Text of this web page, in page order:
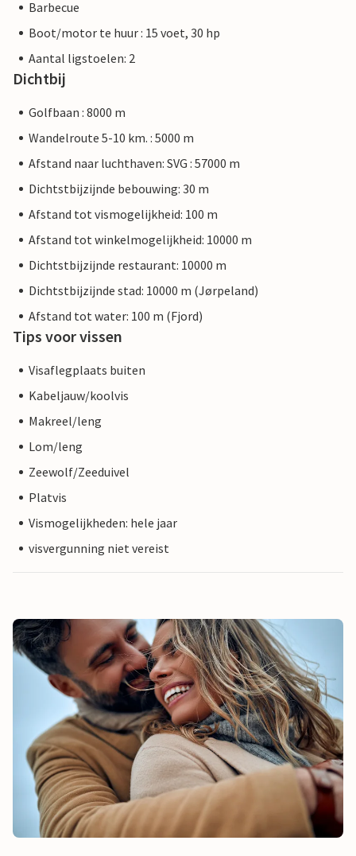
Barbecue
Boot/motor te huur : 15 voet, 30 hp
Aantal ligstoelen: 2
Dichtbij
Golfbaan : 8000 m
Wandelroute 5-10 km. : 5000 m
Afstand naar luchthaven: SVG : 57000 m
Dichtstbijzijnde bebouwing: 30 m
Afstand tot vismogelijkheid: 100 m
Afstand tot winkelmogelijkheid: 10000 m
Dichtstbijzijnde restaurant: 10000 m
Dichtstbijzijnde stad: 10000 m (Jørpeland)
Afstand tot water: 100 m (Fjord)
Tips voor vissen
Visaflegplaats buiten
Kabeljauw/koolvis
Makreel/leng
Lom/leng
Zeewolf/Zeeduivel
Platvis
Vismogelijkheden: hele jaar
visvergunning niet vereist